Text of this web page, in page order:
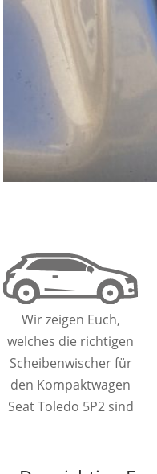
Wir zeigen Euch,
welches die richtigen
Scheibenwischer für
den Kompaktwagen
Seat Toledo 5P2 sind